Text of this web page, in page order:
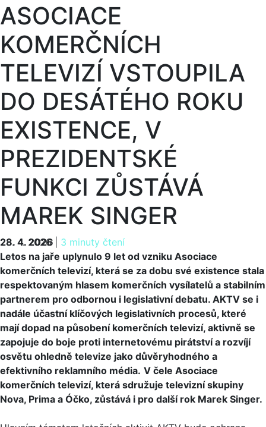
ASOCIACE
KOMERČNÍCH
TELEVIZÍ VSTOUPILA
DO DESÁTÉHO ROKU
EXISTENCE, V
PREZIDENTSKÉ
FUNKCI ZŮSTÁVÁ
MAREK SINGER
28. 4. 2026 3 minuty čtení
28. 4. 2026
Letos na jaře uplynulo 9 let od vzniku Asociace
komerčních televizí, která se za dobu své existence stala
respektovaným hlasem komerčních vysílatelů a stabilním
partnerem pro odbornou i legislativní debatu. AKTV se i
nadále účastní klíčových legislativních procesů, které
mají dopad na působení komerčních televizí, aktivně se
zapojuje do boje proti internetovému pirátství a rozvíjí
osvětu ohledně televize jako důvěryhodného a
efektivního reklamního média. V čele Asociace
komerčních televizí, která sdružuje televizní skupiny
Nova, Prima a Óčko, zůstává i pro další rok Marek Singer.